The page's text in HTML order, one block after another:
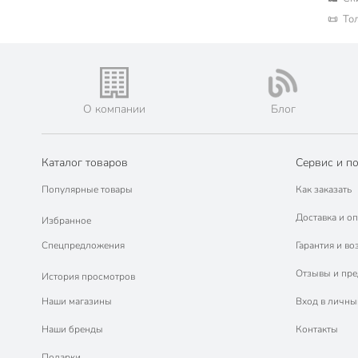
Электроплиткорезы (1)
Отбойные молотки (1)
📜
О компании Блог
Каталог товаров
Популярные товары
Избранное
Спецпредложения
История просмотров
Наши магазины
Наши бренды
Сервис и
Как заказать
Доставка и
Гарантия и
Отзывы и
Вход в
Контакты